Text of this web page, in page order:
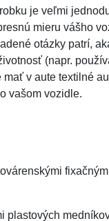
je veľmi
mieru vášho
otázky patrí,
(napr.
v aute textilné
vašom vozidle.
plastových